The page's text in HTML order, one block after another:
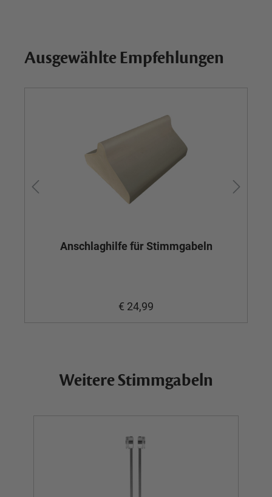
Ausgewählte Empfehlungen
Anschlaghilfe für Stimmgabeln
€ 24,99
Weitere Stimmgabeln